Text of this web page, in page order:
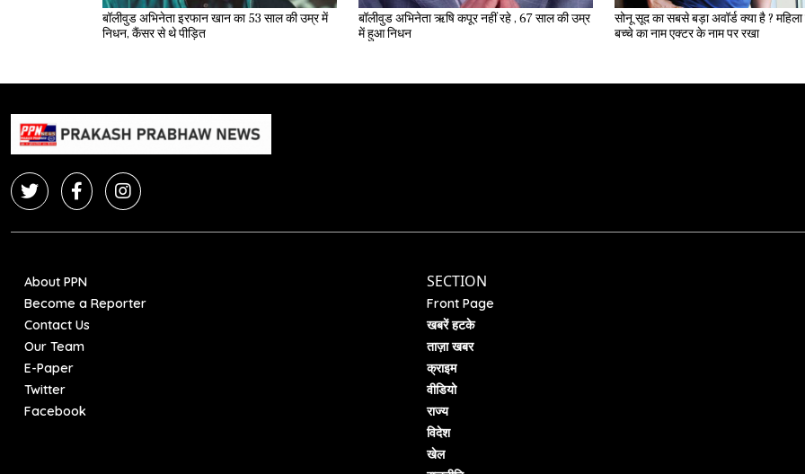
बॉलीवुड अभिनेता इरफान खान का 53 साल की उम्र में
निधन, कैंसर से थे पीड़ित
बॉलीवुड अभिनेता ऋषि कपूर नहीं रहे , 67 साल की उम्र
में हुआ निधन
सोनू सूद का सबसे बड़ा अवॉर्ड क्या है ? महिला ने अपने
बच्चे का नाम एक्टर के नाम पर रखा
About PPN
Become a Reporter
Contact Us
Our Team
E-Paper
Twitter
Facebook
SECTION
Front Page
खबरें हटके
ताज़ा खबर
क्राइम
वीडियो
राज्य
विदेश
खेल